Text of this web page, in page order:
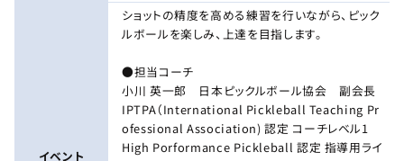
イベント
ショットの精度を高める練習を行いながら、ピック
ルボールを楽しみ、上達を目指します。
●担当コーチ
小川 英一郎 日本ピックルボール協会 副会長
IPTPA（International Pickleball Teaching Pr
ofessional Association) 認定 コーチレベル1
High Porformance Pickleball 認定 指導用ライ